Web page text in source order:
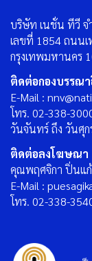
บริษัท เนชั่น ทีวี จ
เลขที่ 1854 ถนน
กรุงเทพมหานคร
ติดต่อกองบรรณา
E-Mail :
โทร. 02-338-
วันจันทร์ ถึง วันศุก
ติดต่อลงโฆษณา
คุณพฤศจิกา ปิ่นแ
E-Mail :
โทร. 02-338-